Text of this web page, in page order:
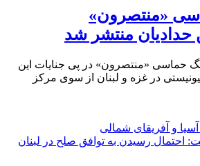
«منتصرون»
منتشر شد
حماسی «منتصرون» در پی جنایات این
در غزه و لبنان از سوی مرکز
و آفریقای شمالی